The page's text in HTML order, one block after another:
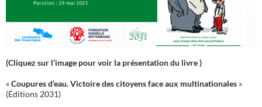
(Cliquez sur l’image pour voir la présentation du livre )
«Coupures d’eau. Victoire des citoyens face aux multinationales »
(Éditions 2031)